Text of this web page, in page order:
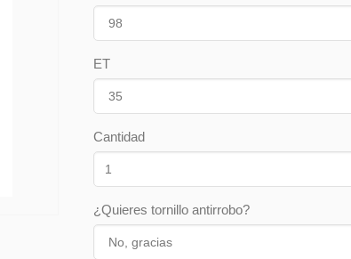
ET
Cantidad
¿Quieres tornillo antirrobo?